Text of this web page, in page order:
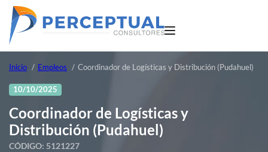
Inicio Empleos Coordinador de Logísticas y Distribución (Pudahuel)
10/10/2025
Coordinador de Logísticas y
Distribución (Pudahuel)
CÓDIGO: 5121227